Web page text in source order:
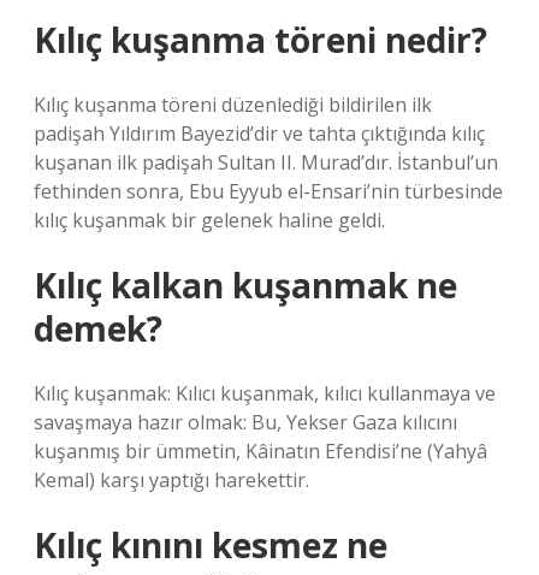
Kılıç kuşanma töreni nedir?
Kılıç kuşanma töreni düzenlediği bildirilen ilk
padişah Yıldırım Bayezid’dir ve tahta çıktığında kılıç
kuşanan ilk padişah Sultan II. Murad’dır. İstanbul’un
fethinden sonra, Ebu Eyyub el-Ensari’nin türbesinde
kılıç kuşanmak bir gelenek haline geldi.
Kılıç kalkan kuşanmak ne
demek?
Kılıç kuşanmak: Kılıcı kuşanmak, kılıcı kullanmaya ve
savaşmaya hazır olmak: Bu, Yekser Gaza kılıcını
kuşanmış bir ümmetin, Kâinatın Efendisi’ne (Yahyâ
Kemal) karşı yaptığı harekettir.
Kılıç kınını kesmez ne